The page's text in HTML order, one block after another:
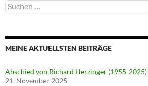
Suche
nach:
MEINE AKTUELLSTEN BEITRÄGE
Abschied von Richard Herzinger (1955-2025)
21. November 2025